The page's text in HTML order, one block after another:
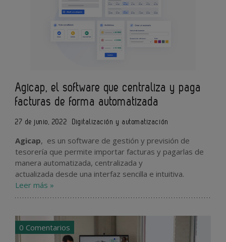
Agicap, el software que centraliza y paga
facturas de forma automatizada
27 de junio, 2022 Digitalización y automatización
Agicap, es un software de gestión y previsión de
tesorería que permite importar facturas y pagarlas de
manera automatizada, centralizada y
actualizada desde una interfaz sencilla e intuitiva.
Leer más »
0 Comentarios